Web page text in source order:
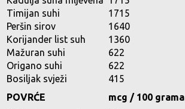
Timijan suhi
1715
Peršin sirov
1640
Korijander list suh
1360
Mažuran suhi
622
Origano suhi
622
Bosiljak svježi
415
POVRĆE
mcg / 100 grama